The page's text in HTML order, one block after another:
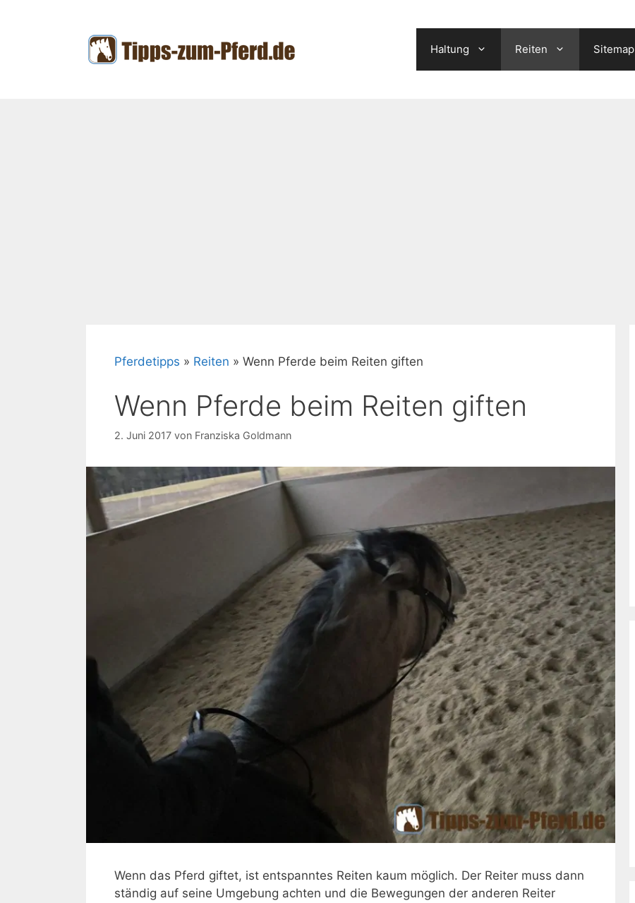
Haltung Reiten Sitemap
Pferdetipps » Reiten » Wenn Pferde beim Reiten giften
Wenn Pferde beim Reiten giften
2. Juni 2017 von Franziska Goldmann
Wenn das Pferd giftet, ist entspanntes Reiten kaum möglich. Der Reiter muss dann
ständig auf seine Umgebung achten und die Bewegungen der anderen Reiter